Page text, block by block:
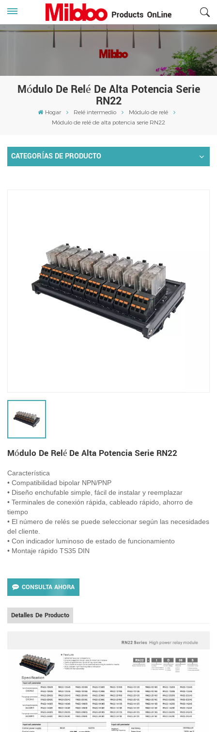
Módulo De Relé De Alta Potencia Serie
RN22
Hogar Relé intermedio
Módulo de relé
Módulo de relé de alta potencia serie RN22
CATEGORÍAS DE PRODUCTO
Módulo De Relé De Alta Potencia Serie RN22
Característica
• Compatibilidad bipolar NPN/PNP
• Diseño enchufable simple, fácil de instalar y reemplazar
• Terminales de conexión rápida, cableado rápido, ahorro de
tiempo
• El número de relés se puede seleccionar según las necesidades
del cliente.
• Con indicador luminoso de estado de funcionamiento
• Montaje rápido TS35 DIN
CONSULTA AHORA
Detalles De Producto